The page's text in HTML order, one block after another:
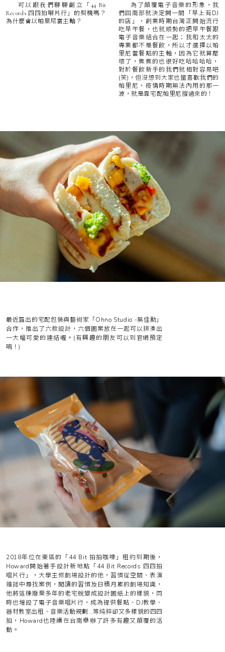
可以跟我們聊聊創立「44 Bit
Records 四四拍唱片行」的契機嗎？
為什麼會以帕里尼當主軸？
為了顛覆電子音樂的形象，我
們回南部就決定開一間「早上有DJ
的店」，創業時期台灣正開始流行
吃早午餐，也就順勢的把早午餐跟
電子音樂結合在一起；我和太太的
專業都不是餐飲，所以才選擇以帕
里尼當餐點的主軸，因為它就算壓
壞了，焦焦的也很好吃哈哈哈哈，
對於餐飲新手的我們就相對容易吧
(笑)，但沒想到大家也蠻喜歡我們的
帕里尼，疫情時期無法內用的那一
波，就是靠宅配帕里尼撐過來的！
最近露出的宅配包裝與藝術家「Ohno Studio -吳佳勳」
合作，推出了六款設計，六個圖案放在一起可以拼湊出
一大幅可愛的連結喔。(有興趣的朋友可以到 官網預定
唷！)
2018年位在東區的「44 Bit 拍拍咖啡」租約到期後，
Howard開始著手設計新地點「44 Bit Records 四四拍
唱片行」，大學主修劇場設計的他，習慣從空間、表演
雜誌中尋找案例，閱讀的習慣及日積月累的劇場知識，
他將這棟廢棄多年的老宅蛻變成設計圖紙上的樣貌，同
時也增設了電子音樂唱片行，成為提供餐點、DJ教學、
器材教室出租、音樂活動規劃…等純粹卻又多樣貌的四四
拍，Howard也陸續在台南舉辦了許多有趣又顛覆的活
動。